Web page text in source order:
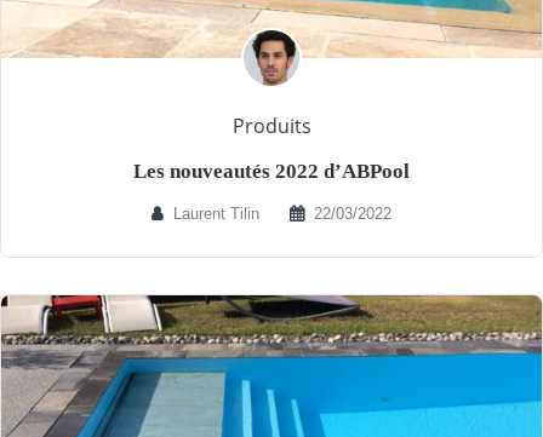
Produits
Les nouveautés 2022 d’ABPool
Laurent Tilin 22/03/2022